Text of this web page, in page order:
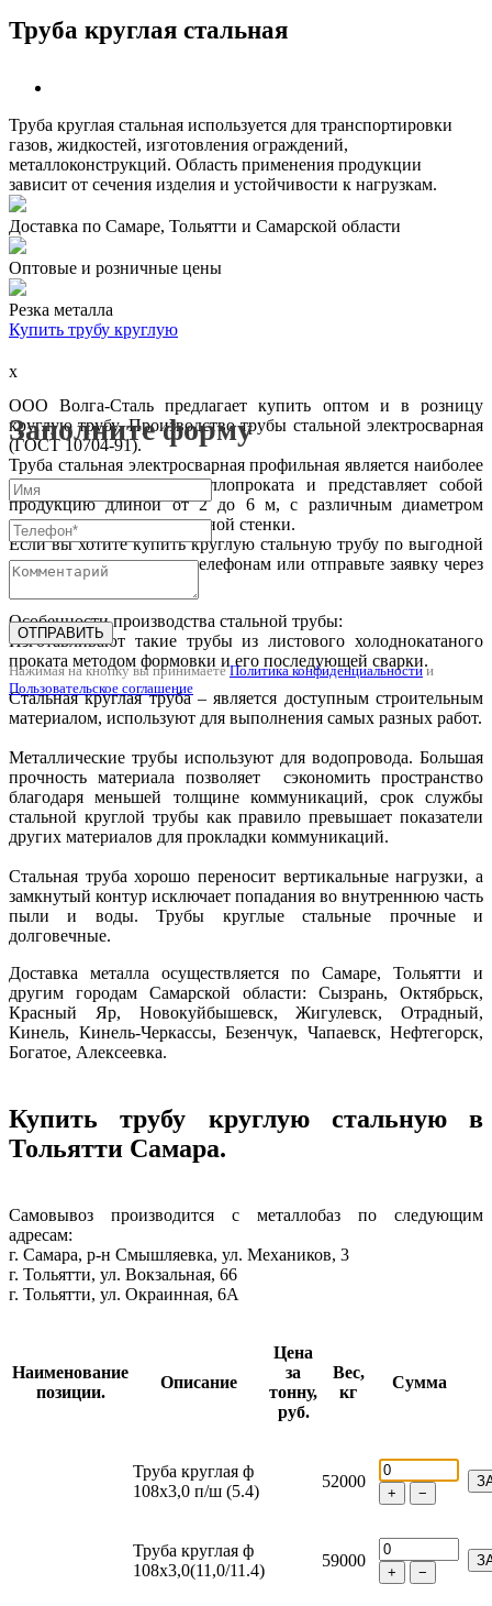
Труба круглая стальная
Труба круглая стальная используется для транспортировки
газов, жидкостей, изготовления ограждений,
металлоконструкций. Область применения продукции
зависит от сечения изделия и устойчивости к нагрузкам.
Доставка по Самаре, Тольятти и Самарской области
Оптовые и розничные цены
Резка металла
Купить трубу круглую
x
Заполните форму
ОТПРАВИТЬ
Нажимая на кнопку вы принимаетеПолитика конфиденциальностии
Пользовательское соглашение
ООО Волга-Сталь предлагает купить оптом и в розницу
круглую трубу. Производство трубы стальной электросварная
(ГОСТ 10704-91).
Труба стальная электросварная профильная является наиболее
популярным типом металлопроката и представляет собой
продукцию длиной от 2 до 6 м, с различным диаметром
круглого сечения и толщиной стенки.
Если вы хотите купить круглую стальную трубу по выгодной
цене позвоните нам по телефонам или отправьте заявку через
обратную связь на сайте.
Особенности производства стальной трубы:
Изготавливают такие трубы из листового холоднокатаного
проката методом формовки и его последующей сварки.
Стальная круглая труба – является доступным строительным
материалом, используют для выполнения самых разных работ.
Металлические трубы используют для водопровода. Большая
прочность материала позволяет сэкономить пространство
благодаря меньшей толщине коммуникаций, срок службы
стальной круглой трубы как правило превышает показатели
других материалов для прокладки коммуникаций.
Стальная труба хорошо переносит вертикальные нагрузки, а
замкнутый контур исключает попадания во внутреннюю часть
пыли и воды. Трубы круглые стальные прочные и
долговечные.
Доставка металла осуществляется по Самаре, Тольятти и
другим городам Самарской области: Сызрань, Октябрьск,
Красный Яр, Новокуйбышевск, Жигулевск, Отрадный,
Кинель, Кинель-Черкассы, Безенчук, Чапаевск, Нефтегорск,
Богатое, Алексеевка.
Купить трубу круглую стальную в
Тольятти Самара.
Самовывоз производится с металлобаз по следующим
адресам:
г. Самара, р-н Смышляевка, ул. Механиков, 3
г. Тольятти, ул. Вокзальная, 66
г. Тольятти, ул. Окраинная, 6А
Наименование
позиции.
Описание
Цена
за
тонну,
руб.
Вес,
кг
Сумма
Труба круглая ф
108х3,0 п/ш (5.4)
52000
+ −
Труба круглая ф
108х3,0(11,0/11.4)
59000
+ −